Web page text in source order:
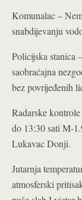
Komunalac –
snabdijevanju
Policijska stanica
saobraćajna
bez povrijeđenih
Radarske
do 13:30 sati M-
Lukavac Donji.
Jutarnja
atmosferski